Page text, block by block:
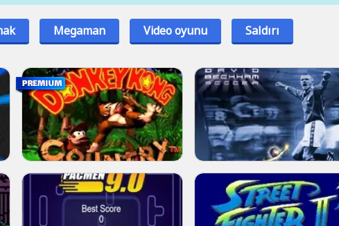
Megaman Video oyunu Saldırı